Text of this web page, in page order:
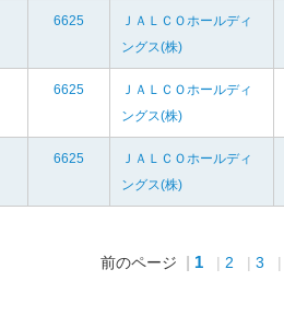
6625
ＪＡＬＣＯホールディ
ングス(株)
6625
ＪＡＬＣＯホールディ
ングス(株)
6625
ＪＡＬＣＯホールディ
ングス(株)
前のページ 1 2 3